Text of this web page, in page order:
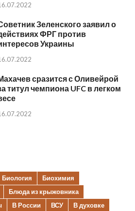
Зеленского заявил о
ФРГ против
Украины
сразится с Оливейрой
титул чемпиона UFC в легком
Биология
Биохимия
Блюда из крыжовника
В России ВСУ
В духовке